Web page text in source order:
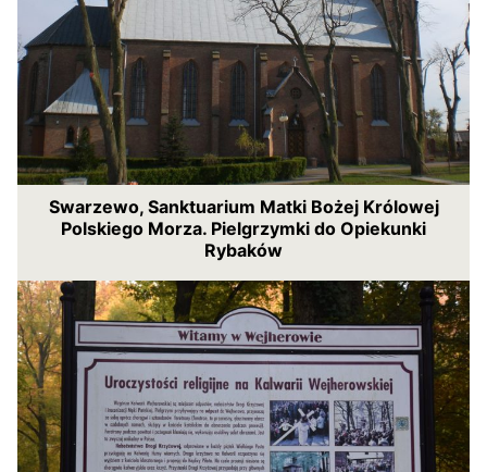
Swarzewo, Sanktuarium Matki Bożej Królowej
Polskiego Morza. Pielgrzymki do Opiekunki
Rybaków